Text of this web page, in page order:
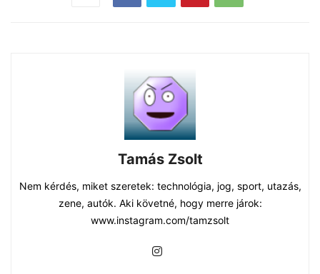
Tamás Zsolt
Nem kérdés, miket szeretek: technológia, jog, sport, utazás,
zene, autók. Aki követné, hogy merre járok:
www.instagram.com/tamzsolt